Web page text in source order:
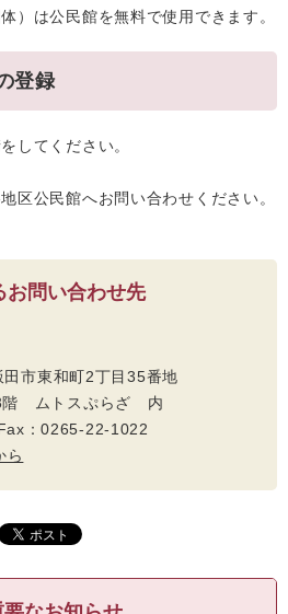
）は公民館を無料で使用できます。
登録
してください。
区公民館へお問い合わせください。
お問い合わせ先
市東和町2丁目35番地
3階 ムトスぷらざ 内
：0265-22-1022
ら